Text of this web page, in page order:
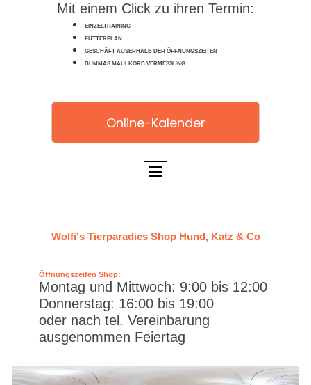
Mit einem Click zu ihren Termin:
EINZELTRAINING
FUTTERPLAN
GESCHÄFT AUSERHALB DER ÖFFNUNGSZEITEN
BUMMAS MAULKORB VERMESSUNG
Online-Kalender
Wolfi's Tierparadies Shop Hund, Katz & Co
Öffnungszeiten Shop:
Montag und Mittwoch: 9:00 bis 12:00
Donnerstag: 16:00 bis 19:00
oder nach tel. Vereinbarung
ausgenommen Feiertag